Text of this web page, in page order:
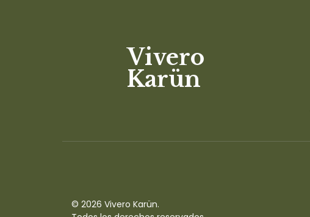
Vivero
Karün
© 2026 Vivero Karün.